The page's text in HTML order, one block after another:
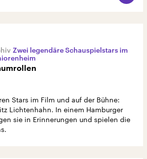
Zwei legendäre Schauspielstars im
Stars im Film und auf der Bühne:
Lichtenhahn. In einem Hamburger
sie in Erinnerungen und spielen die